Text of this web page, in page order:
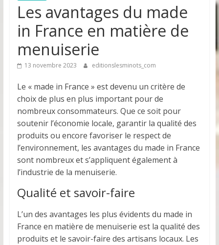
Les avantages du made
in France en matière de
menuiserie
13 novembre 2023 editionslesminots_com
Le « made in France » est devenu un critère de
choix de plus en plus important pour de
nombreux consommateurs. Que ce soit pour
soutenir l’économie locale, garantir la qualité des
produits ou encore favoriser le respect de
l’environnement, les avantages du made in France
sont nombreux et s’appliquent également à
l’industrie de la menuiserie.
Qualité et savoir-faire
L’un des avantages les plus évidents du made in
France en matière de menuiserie est la qualité des
produits et le savoir-faire des artisans locaux. Les